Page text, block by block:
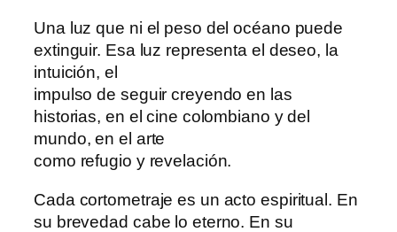
Una luz que ni el peso del océano puede
extinguir. Esa luz representa el deseo, la
intuición, el
impulso de seguir creyendo en las
historias, en el cine colombiano y del
mundo, en el arte
como refugio y revelación.
Cada cortometraje es un acto espiritual. En
su brevedad cabe lo eterno. En su